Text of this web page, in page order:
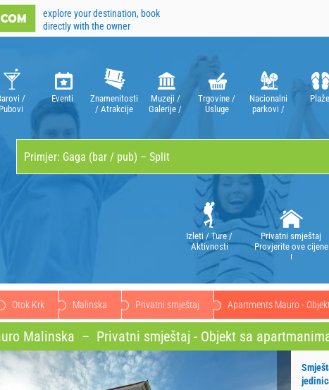
explore your destination, book
directly with the owner
/
Pubovi
Eventi
Znamenitosti
/ Atrakcije
Muzeji /
Galerije /
Trgovine /
Usluge
Nacionalni
parkovi /
Plaže
Izleti / Ture /
Aktivnosti
Privatni smještaj
Provjerite ove cijene
!
Otok Krk Malinska Privatni smještaj Apartments Mauro -
Malinska – Privatni smještaj - Objekt sa